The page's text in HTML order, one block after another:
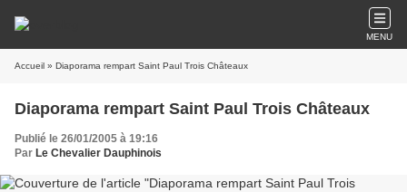
MENU
Accueil » Diaporama rempart Saint Paul Trois Châteaux
Diaporama rempart Saint Paul Trois Châteaux
Publié le 26/01/2005 à 19:16
Par Le Chevalier Dauphinois